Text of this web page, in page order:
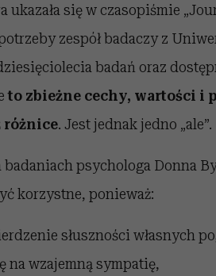
ukazała się w czasopiśmie
zespół badaczy z
badań oraz
to zbieżne cechy, wartości i
różnice. Jest jednak jedno „ale”.
psychologa Donna
korzystne, ponieważ:
słuszności własnych
na wzajemną sympatię,